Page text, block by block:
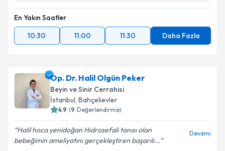
En Yakın Saatler
10:30
11:00 11:30 Daha Fazla
Op. Dr. Halil Olgün Peker
Beyin ve Sinir Cerrahisi
İstanbul, Bahçelievler
4.9 (9 Değerlendirme)
Halil hoca yenidoğan Hidrosefali tanısı olan
bebeğimin ameliyatını gerçekleştiren başarılı...
Devamı